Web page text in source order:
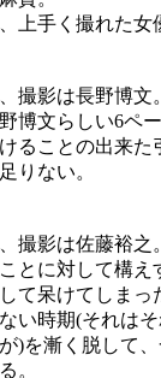
上手く撮れた女
撮影は長野博文。
博文らしい6ペー
ることの出来た
りない。
撮影は佐藤裕之。
とに対して構え
て呆けてしまっ
い時期(それは
)を漸く脱して
。